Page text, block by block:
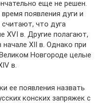
еще не решен.
появления дуги и
что дуга
XVI в. Другие полагают,
XII в. Однако при
Новгороде целые
в.
ее появления назвать
конских запряжек с